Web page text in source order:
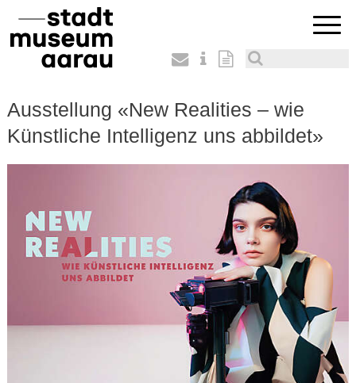
Ausstellung «New Realities – wie
Künstliche Intelligenz uns abbildet»